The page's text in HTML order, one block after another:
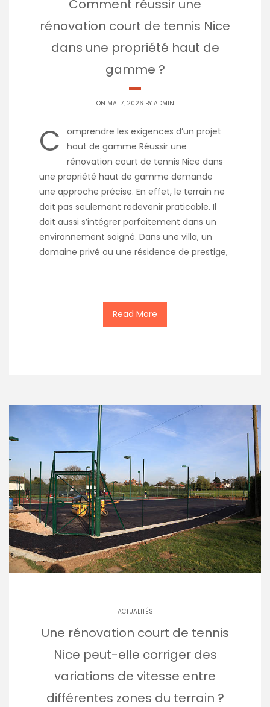
Comment réussir une
rénovation court de tennis Nice
dans une propriété haut de
gamme ?
ON MAI 7, 2026 BY ADMIN
C
omprendre les exigences d’un projet
haut de gamme Réussir une
rénovation court de tennis Nice dans
une propriété haut de gamme demande
une approche précise. En effet, le terrain ne
doit pas seulement redevenir praticable. Il
doit aussi s’intégrer parfaitement dans un
environnement soigné. Dans une villa, un
domaine privé ou une résidence de prestige,
Read More
ACTUALITÉS
Une rénovation court de tennis
Nice peut-elle corriger des
variations de vitesse entre
différentes zones du terrain ?